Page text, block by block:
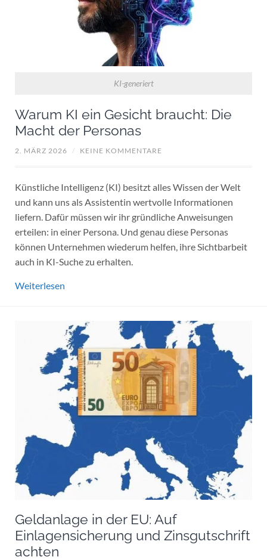
KI-generiert
Warum KI ein Gesicht braucht: Die
Macht der Personas
2. MÄRZ 2026 / KEINE KOMMENTARE
Künstliche Intelligenz (KI) besitzt alles Wissen der Welt
und kann uns als Assistentin wertvolle Informationen
liefern. Dafür müssen wir ihr gründliche Anweisungen
erteilen: in einer Persona. Und genau diese Personas
können Unternehmen wiederum helfen, ihre Sichtbarbeit
auch in KI-Suche zu erhalten.
Weiterlesen
Geldanlage in der EU: Auf
Einlagensicherung und Zinsgutschrift
achten